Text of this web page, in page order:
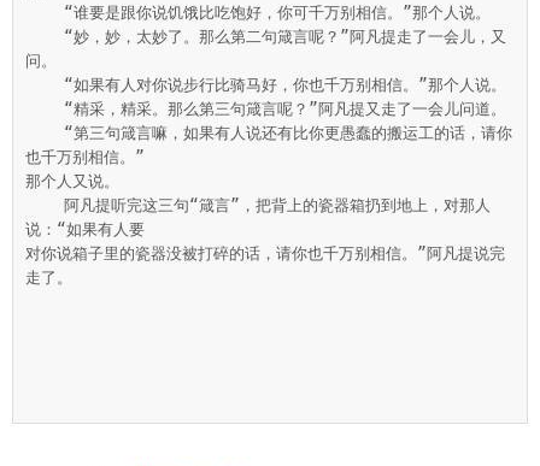
问。
也千万别相信。”
那个人又说。
说：“如果有人要
对你说箱子里的瓷器没被打碎的话，请你也千万别相信。”阿凡提说完
走了。